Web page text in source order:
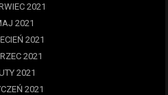
2021
2021
2021
2021
2021
2021